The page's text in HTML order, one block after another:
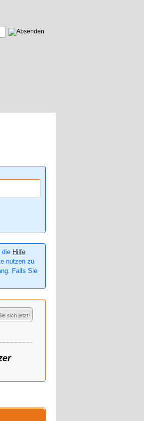
die Hilfe
nutzen zu
Falls Sie
sich jetzt!